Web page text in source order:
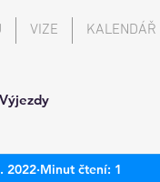
VIZE KALENDÁŘ
Výjezdy
2022 Minut čtení: 1